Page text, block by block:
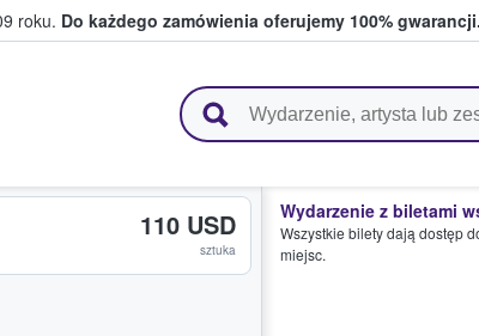
roku. Do każdego zamówienia oferujemy 100% gwarancji.
kibice kupują i sprzedają bilety
110 USD
sztuka
Wydarzenie z biletami
Wszystkie bilety dają dostęp
miejsc.